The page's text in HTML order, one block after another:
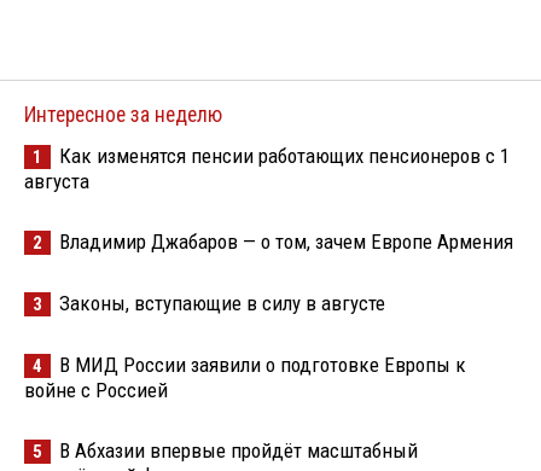
Интересное за неделю
1
Как изменятся пенсии работающих пенсионеров с 1
августа
2 Владимир Джабаров — о том, зачем Европе Армения
3 Законы, вступающие в силу в августе
4
В МИД России заявили о подготовке Европы к
войне с Россией
5
В Абхазии впервые пройдёт масштабный